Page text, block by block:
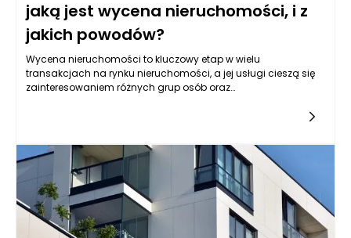
jaką jest wycena nieruchomości, i z
jakich powodów?
Wycena nieruchomości to kluczowy etap w wielu
transakcjach na rynku nieruchomości, a jej usługi cieszą się
zainteresowaniem różnych grup osób oraz
nieruchomości, kupujący, sprzedający, inwestorzy, banki oraz
unikalne potrzeby oraz powody do skorzystania z tego typu
usług, co sprawia, że rynek wyceny nieruchomości jest
zróżnicowany i dynamiczny.